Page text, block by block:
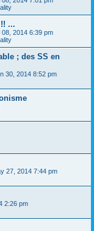
...
08, 2014 6:39 pm
; des SS en
30, 2014 8:52 pm
27, 2014 7:44 pm
2:26 pm